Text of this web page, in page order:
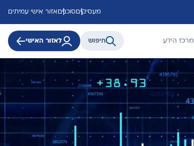
מעסיקים סוכנים אזור אישי עמיתים
מרכז הידע חיפוש לאזור האישי